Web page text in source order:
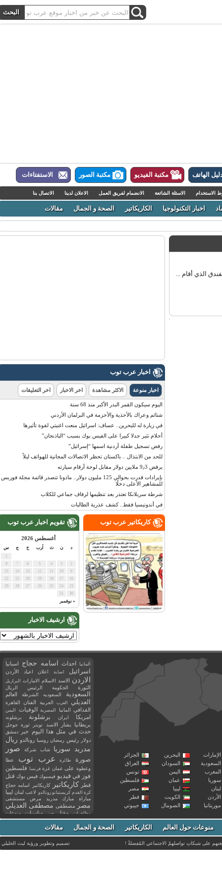
الهاتف مكتبة الفيديو مكتبة الصور الاستفتاءات
الاسئلة الشائعة الانضمام لفريق العمل الاعلان لدينا الاتصال بنا
اخبار التكنولوجيا الكاريكاتير الصحة و الجمال مقالات
الذي أقام ...
اخبار عرب توب
اخبار منوعة الاكثر مشاهدة اخر الاخبار اخر التعليقات
اليوم سيكون القمر البدر الأكبر منذ 68 سنة
شتائم وعراك بالأحذية والأحزمة في البرلمان الأردني
في زيارة له للبحرين.. عساف: اسرائيل منعت اغنيتي لقوة تأثيرها
أحلام تثير جدلا كبيرا على الفيس بوك بسبب “الباذنجان”
رفض تسجيل طفلة أردنية اسمها “إسرائيل”
للحد من الابتذال .. باكستان تحظر الاتصالات المجانية للهواتف ليلاً
يرفض 9٫3 ملايين دولار مقابل لوحة أرقام سيارته
بإيرادات قدرت بحوالي 125 مليون دولار.. مادونا تتصدر قائمة مجلة فوربس
للمشاهير الأعلى دخلًا
شرطة سريلانكا تعتذر بعد تنظيمها لزفاف جماعي للكلاب
في أندونيسيا فقط.. كشف عذرية الطالبات
تقويم اخبار عرب توب
أغسطس 2026
أرب س
« نوفمبر
ارشيف الاخبار
كاريكاتير عرب توب
البحرين
الجزائر
السودان
العراق
اليمن
تونس
عمان
فلسطين
ليبيا
مصر
الكويت
قطر
الصومال جيبوتي
ألمانيا احداث اسامه حجاج اسبانيا
اسرائيل اصابة اعلان اعياد الأردن
الاردن الاسد الاسلام الامارات البرازيل
الثورة الحكومة الرئيس الريال
السعودية السعوديه الشرطة العالم
العديلي العرب العربية الفنان القاهرة
القذافي المانيا المصرية الوفيات اليمن
امريكا ايران برشلونة برشلونه
بريطانيا بشار الاسد تويتر ثورة جوجل
حدث في مثل هذا اليوم خبر دمشق
دولار رئيس رمضان روسيا رونالدو ريال
مدريد
سوريا شاب شركة صور
صورة طائرة عرب توب
عطا
وعطوة على عمان غزة فرنسا فلسطين
فوز في فيديو فيسبوك فيس بوك قتل
قطر كاريكاتير كاريكاتير اسامه حجاج
كرة القدم كريستيانو رونالدو لاعب لبنان ليبيا
مباراة مبارك مدريد مرض مستشفى
مصر مصطفى مصطفى العديلي
مظاهرات مقتل من مناسبات
منوعات
مواليد
موت ميسي ميلان نادي نشر
وفاة وفيات يوتيوب منوعات حول العالم الكاريكاتير الصحة و الجمال مقالات
على شبكاتِ تواصلهمْ الاجتماعي المُفضلةْ ! تصميم وتطوير ورؤيةليث الخليلي